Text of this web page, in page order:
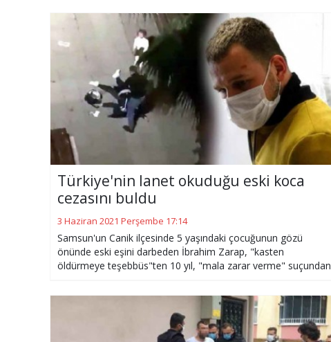
hazırlandı
Türkiye'nin lanet okuduğu eski koca
cezasını buldu
3 Haziran 2021 Perşembe 17:14
Samsun'un Canik ilçesinde 5 yaşındaki çocuğunun gözü
önünde eski eşini darbeden İbrahim Zarap, "kasten
öldürmeye teşebbüs"ten 10 yıl, "mala zarar verme" suçundan